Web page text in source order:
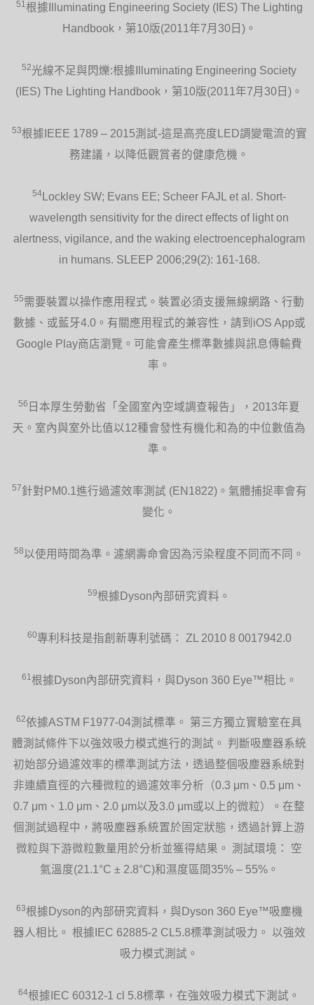
51 根據Illuminating Engineering Society (IES) The Lighting
Handbook，第10版(2011年7月30日)。
52光線不足與閃爍:根據Illuminating Engineering Society
(IES) The Lighting Handbook，第10版(2011年7月30日)。
53根據IEEE 1789 – 2015測試-這是高亮度LED調變電流的實
務建議，以降低觀賞者的健康危機。
54
Lockley SW; Evans EE; Scheer FAJL et al. Short-
wavelength sensitivity for the direct effects of light on
alertness, vigilance, and the waking electroencephalogram
in humans. SLEEP 2006;29(2): 161-168.
55需要裝置以操作應用程式。裝置必須支援無線網路、行動
數據、或藍牙4.0。有關應用程式的兼容性，請到iOS App或
Google Play商店瀏覽。可能會產生標準數據與訊息傳輸費
率。
56 日本厚生勞動省「全國室內空域調查報告」，2013年夏
天。室內與室外比值以12種會發性有機化和為的中位數值為
準。
57針對PM0.1進行過濾效率測試 (EN1822)。氣體捕捉率會有
變化。
58以使用時間為準。濾網壽命會因為污染程度不同而不同。
59根據Dyson內部研究資料。
60專利科技是指創新專利號碼： ZL 2010 8 0017942.0
61 根據Dyson內部研究資料，與Dyson 360 Eye™相比。
62依據ASTM F1977-04測試標準。 第三方獨立實驗室在具
體測試條件下以強效吸力模式進行的測試。 判斷吸塵器系統
初始部分過濾效率的標準測試方法，透過整個吸塵器系統對
非連續直徑的六種微粒的過濾效率分析（0.3 μm、0.5 μm、
0.7 μm、1.0 μm、2.0 μm以及3.0 μm或以上的微粒）。在整
個測試過程中，將吸塵器系統置於固定狀態，透過計算上游
微粒與下游微粒數量用於分析並獲得結果。 測試環境： 空
氣溫度(21.1°C ± 2.8°C)和濕度區間35% – 55%。
63根據Dyson的內部研究資料，與Dyson 360 Eye™吸塵機
器人相比。 根據IEC 62885-2 CL5.8標準測試吸力。 以強效
吸力模式測試。
64根據IEC 60312-1 cl 5.8標準，在強效吸力模式下測試。